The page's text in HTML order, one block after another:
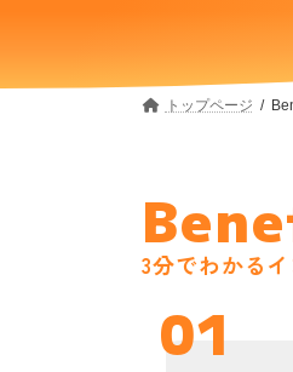
トップページ
3分でわかる
01